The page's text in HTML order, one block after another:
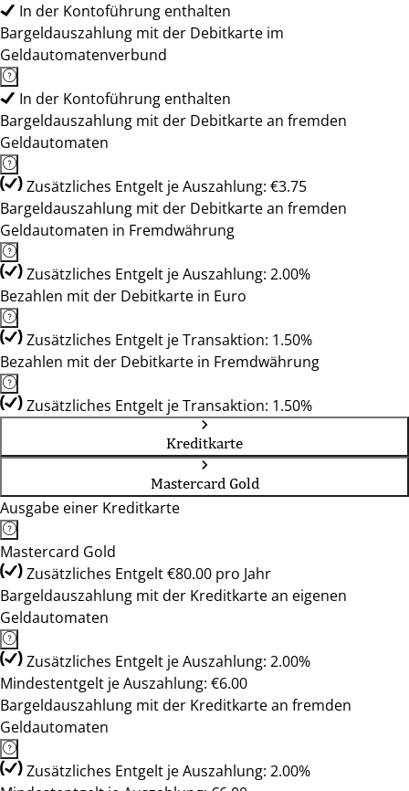
In der Kontoführung enthalten
Bargeldauszahlung mit der Debitkarte im
Geldautomatenverbund
In der Kontoführung enthalten
Bargeldauszahlung mit der Debitkarte an fremden
Geldautomaten
Zusätzliches Entgelt je Auszahlung: €3.75
Bargeldauszahlung mit der Debitkarte an fremden
Geldautomaten in Fremdwährung
Zusätzliches Entgelt je Auszahlung: 2.00%
Bezahlen mit der Debitkarte in Euro
Zusätzliches Entgelt je Transaktion: 1.50%
Bezahlen mit der Debitkarte in Fremdwährung
Zusätzliches Entgelt je Transaktion: 1.50%
Kreditkarte
Mastercard Gold
Ausgabe einer Kreditkarte
Mastercard Gold
Zusätzliches Entgelt €80.00 pro Jahr
Bargeldauszahlung mit der Kreditkarte an eigenen
Geldautomaten
Zusätzliches Entgelt je Auszahlung: 2.00%
Mindestentgelt je Auszahlung: €6.00
Bargeldauszahlung mit der Kreditkarte an fremden
Geldautomaten
Zusätzliches Entgelt je Auszahlung: 2.00%